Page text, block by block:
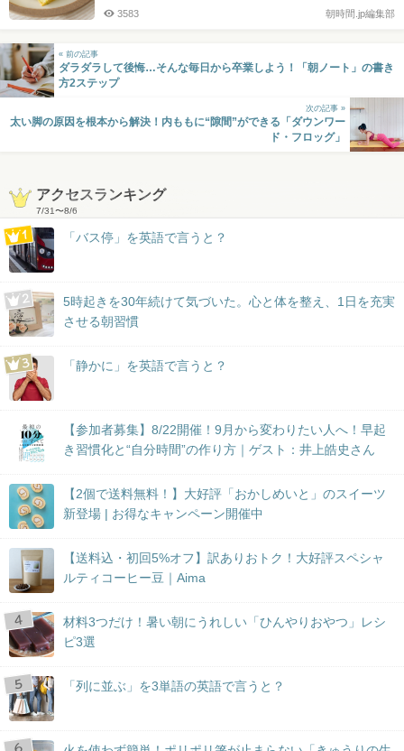
朝時間.jp編集部
3583
« 前の記事
ダラダラして後悔…そんな毎日から卒業しよう！「朝ノート」の書き
方2ステップ
次の記事 »
太い脚の原因を根本から解決！内ももに“隙間”ができる「ダウンワー
ド・フロッグ」
アクセスランキング
7/31〜8/6
「バス停」を英語で言うと？
5時起きを30年続けて気づいた。心と体を整え、1日を充実
させる朝習慣
「静かに」を英語で言うと？
【参加者募集】8/22開催！9月から変わりたい人へ！早起
き習慣化と“自分時間”の作り方｜ゲスト：井上皓史さん
【2個で送料無料！】大好評「おかしめいと」のスイーツ
新登場 | お得なキャンペーン開催中
【送料込・初回5%オフ】訳ありおトク！大好評スペシャ
ルティコーヒー豆｜Aima
材料3つだけ！暑い朝にうれしい「ひんやりおやつ」レシ
ピ3選
「列に並ぶ」を3単語の英語で言うと？